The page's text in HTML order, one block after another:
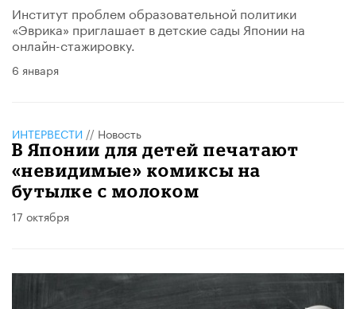
Институт проблем образовательной политики
«Эврика» приглашает в детские сады Японии на
онлайн-стажировку.
6 января
ИНТЕРВЕСТИ // Новость
В Японии для детей печатают
«невидимые» комиксы на
бутылке с молоком
17 октября